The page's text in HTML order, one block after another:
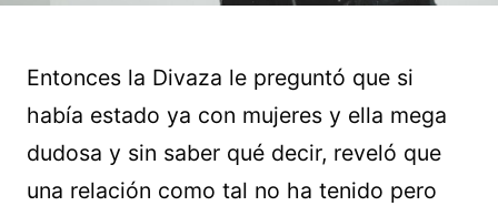
Entonces la Divaza le preguntó que si
había estado ya con mujeres y ella mega
dudosa y sin saber qué decir, reveló que
una relación como tal no ha tenido pero